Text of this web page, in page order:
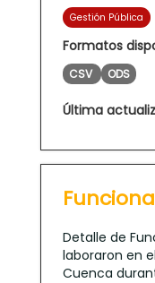
Gestión Pública
Formatos
CSV ODS
Última
Detalle de
laboraron en
Cuenca